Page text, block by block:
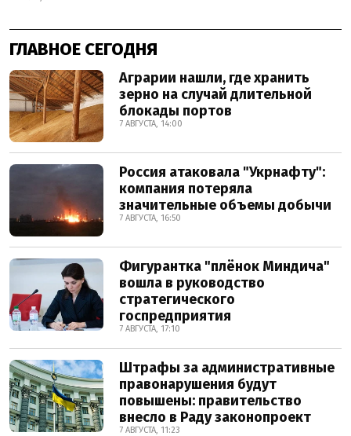
ГЛАВНОЕ СЕГОДНЯ
Аграрии нашли, где хранить
зерно на случай длительной
блокады портов
7 АВГУСТА, 14:00
Россия атаковала "Укрнафту":
компания потеряла
значительные объемы добычи
7 АВГУСТА, 16:50
Фигурантка "плёнок Миндича"
вошла в руководство
стратегического
госпредприятия
7 АВГУСТА, 17:10
Штрафы за административные
правонарушения будут
повышены: правительство
внесло в Раду законопроект
7 АВГУСТА, 11:23